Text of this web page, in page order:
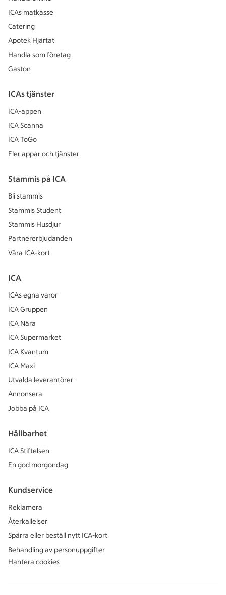
ICAs matkasse
Catering
Apotek Hjärtat
Handla som företag
Gaston
ICAs tjänster
ICA-appen
ICA Scanna
ICA ToGo
Fler appar och tjänster
Stammis på ICA
Bli stammis
Stammis Student
Stammis Husdjur
Partnererbjudanden
Våra ICA-kort
ICA
ICAs egna varor
ICA Gruppen
ICA Nära
ICA Supermarket
ICA Kvantum
ICA Maxi
Utvalda leverantörer
Annonsera
Jobba på ICA
Hållbarhet
ICA Stiftelsen
En god morgondag
Kundservice
Reklamera
Återkallelser
Spärra eller beställ nytt ICA-kort
Behandling av personuppgifter
Hantera cookies